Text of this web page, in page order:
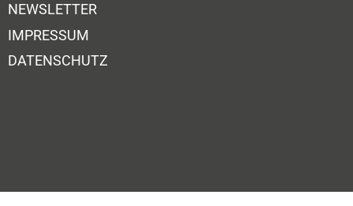
NEWSLETTER
IMPRESSUM
DATENSCHUTZ